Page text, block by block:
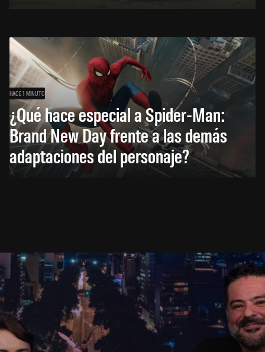
HACE 1 MINUTO
¿Qué hace especial a Spider-Man:
Brand New Day frente a las demás
adaptaciones del personaje?